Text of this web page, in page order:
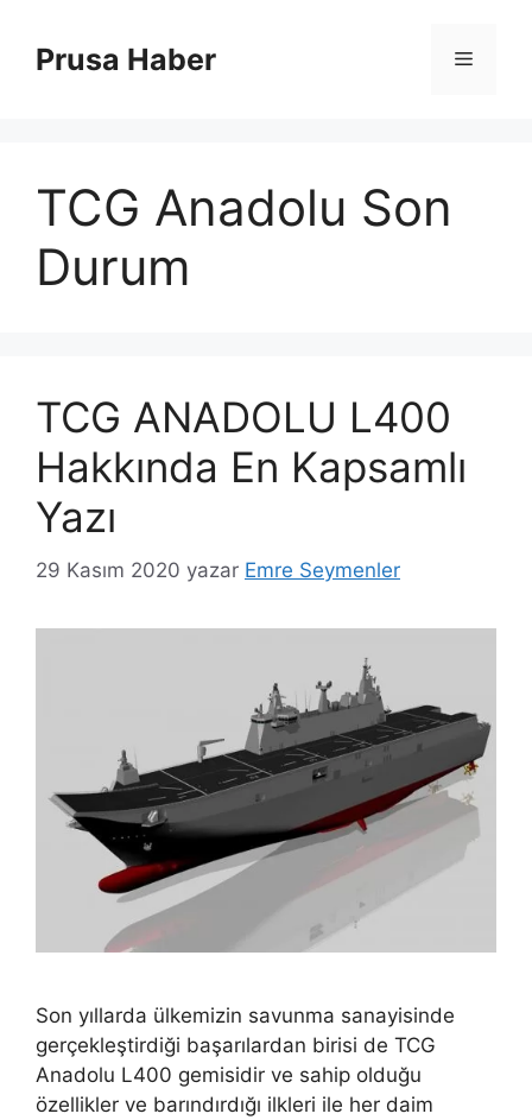
Prusa Haber Menü
TCG Anadolu Son
Durum
TCG ANADOLU L400
Hakkında En Kapsamlı
Yazı
29 Kasım 2020 yazar Emre Seymenler
Son yıllarda ülkemizin savunma sanayisinde
gerçekleştirdiği başarılardan birisi de TCG
Anadolu L400 gemisidir ve sahip olduğu
özellikler ve barındırdığı ilkleri ile her daim